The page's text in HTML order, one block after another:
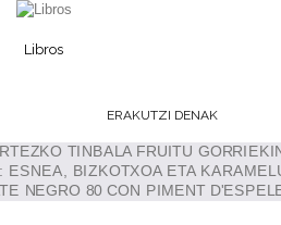
Libros
ERAKUTZI DENAK